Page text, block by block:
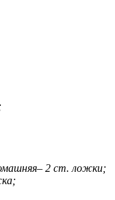
2 ст. ложки;